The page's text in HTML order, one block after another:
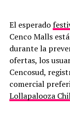
El esperado
Cenco Malls
durante la
ofertas, los
Cencosud,
comercial
Lollapalooza